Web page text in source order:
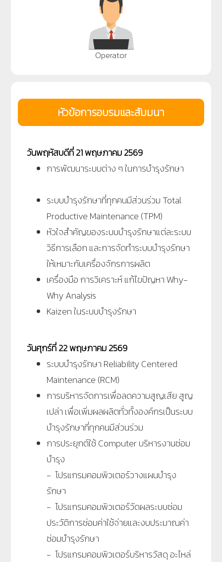
Operator
หัวข้อการอบรมและสัมมนา
วันพฤหัสบดีที่ 21 พฤษภาคม 2569
การพัฒนาระบบต่าง ๆ ในการบำรุงรักษา
ระบบบำรุงรักษาที่ทุกคนมีส่วนร่วม Total
Productive Maintenance (TPM)
หัวใจสำคัญของระบบบำรุงรักษาแต่ละระบบ
วิธีการเลือก และการจัดทำระบบบำรุงรักษา
ให้เหมาะกับเครื่องจักรการผลิต
เครื่องมือ การวิเคราะห์ แก้ไขปัญหา Why-
Why Analysis
Kaizen ในระบบบำรุงรักษา
วันศุกร์ที่ 22 พฤษภาคม 2569
ระบบบำรุงรักษา Reliability Centered
Maintenance (RCM)
การบริหารจัดการเพื่อลดความสูญเสีย สูญ
เปล่า เพื่อเพิ่มผลผลิตทั่วทั้งองค์กรเป็นระบบ
บำรุงรักษาที่ทุกคนมีส่วนร่วม
การประยุกต์ใช้ Computer บริหารงานซ่อม
บำรุง
- โปรแกรมคอมพิวเตอร์วางแผนบำรุง
รักษา
- โปรแกรมคอมพิวเตอร์วัดผลระบบซ่อม
ประวัติการซ่อมค่าใช้จ่ายและงบประมาณค่า
ซ่อมบำรุงรักษา
- โปรแกรมคอมพิวเตอร์บริหารวัสดุ อะไหล่